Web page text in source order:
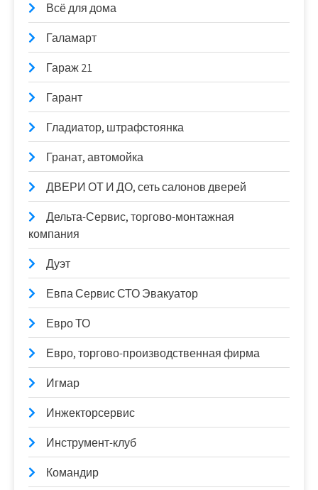
Всё для дома
Галамарт
Гараж 21
Гарант
Гладиатор, штрафстоянка
Гранат, автомойка
ДВЕРИ ОТ И ДО, сеть салонов дверей
Дельта-Сервис, торгово-монтажная
компания
Дуэт
Евпа Сервис СТО Эвакуатор
Евро ТО
Евро, торгово-производственная фирма
Игмар
Инжекторсервис
Инструмент-клуб
Командир